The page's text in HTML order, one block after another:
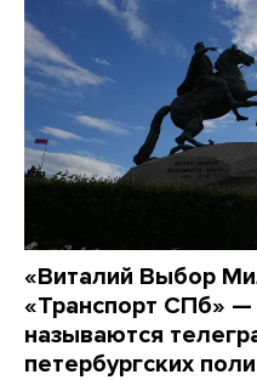
«Виталий Выбор
«Транспорт СПб» —
называются
петербургских